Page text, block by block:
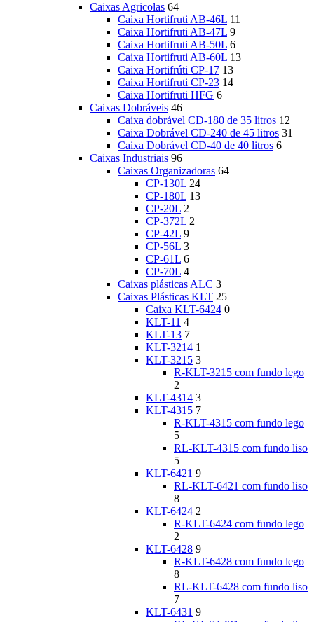
Caixas Agricolas 64
Caixa Hortifruti AB-46L 11
Caixa Hortifruti AB-47L 9
Caixa Hortifruti AB-50L 6
Caixa Hortifruti AB-60L 13
Caixa Hortifrúti CP-17 13
Caixa Hortifruti CP-23 14
Caixa Hortifruti HFG 6
Caixas Dobráveis 46
Caixa dobrável CD-180 de 35 litros 12
Caixa Dobrável CD-240 de 45 litros 31
Caixa Dobrável CD-40 de 40 litros 6
Caixas Industriais 96
Caixas Organizadoras 64
CP-130L 24
CP-180L 13
CP-20L 2
CP-372L 2
CP-42L 9
CP-56L 3
CP-61L 6
CP-70L 4
Caixas plásticas ALC 3
Caixas Plásticas KLT 25
Caixa KLT-6424 0
KLT-11 4
KLT-13 7
KLT-3214 1
KLT-3215 3
R-KLT-3215 com fundo lego
2
KLT-4314 3
KLT-4315 7
R-KLT-4315 com fundo lego
5
RL-KLT-4315 com fundo liso
5
KLT-6421 9
RL-KLT-6421 com fundo liso
8
KLT-6424 2
R-KLT-6424 com fundo lego
2
KLT-6428 9
R-KLT-6428 com fundo lego
8
RL-KLT-6428 com fundo liso
7
KLT-6431 9